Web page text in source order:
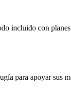
incluido con
para apoyar sus